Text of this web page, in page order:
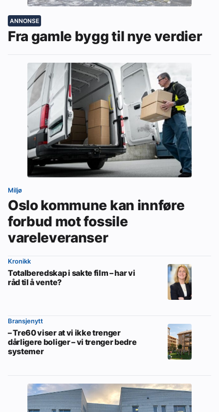
ANNONSE
Fra gamle bygg til nye verdier
Miljø
Oslo kommune kan innføre
forbud mot fossile
vareleveranser
Kronikk
Totalberedskap i sakte film – har vi
råd til å vente?
Bransjenytt
– Tre60 viser at vi ikke trenger
dårligere boliger – vi trenger bedre
systemer